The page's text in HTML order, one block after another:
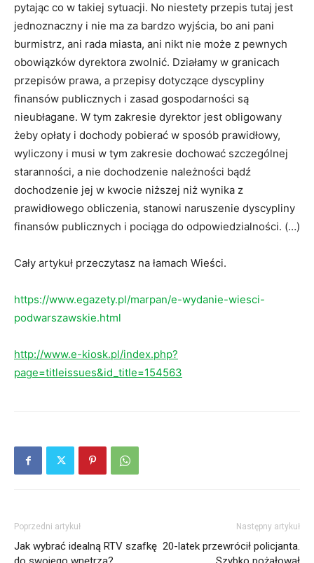
pytając co w takiej sytuacji. No niestety przepis tutaj jest
jednoznaczny i nie ma za bardzo wyjścia, bo ani pani
burmistrz, ani rada miasta, ani nikt nie może z pewnych
obowiązków dyrektora zwolnić. Działamy w granicach
przepisów prawa, a przepisy dotyczące dyscypliny
finansów publicznych i zasad gospodarności są
nieubłagane. W tym zakresie dyrektor jest obligowany
żeby opłaty i dochody pobierać w sposób prawidłowy,
wyliczony i musi w tym zakresie dochować szczególnej
staranności, a nie dochodzenie należności bądź
dochodzenie jej w kwocie niższej niż wynika z
prawidłowego obliczenia, stanowi naruszenie dyscypliny
finansów publicznych i pociąga do odpowiedzialności. (…)
Cały artykuł przeczytasz na łamach Wieści.
https://www.egazety.pl/marpan/e-wydanie-wiesci-
podwarszawskie.html
http://www.e-kiosk.pl/index.php?
page=titleissues&id_title=154563
Poprzedni artykuł
Jak wybrać idealną RTV szafkę
Następny artykuł
20-latek przewrócił policjanta.